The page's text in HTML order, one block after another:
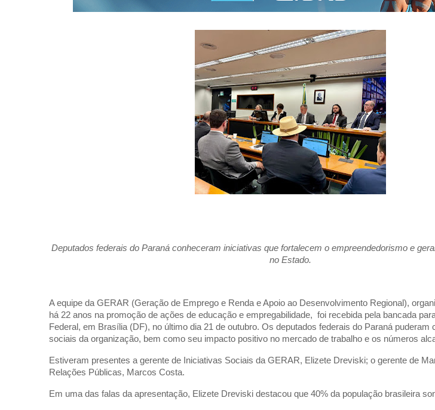
Deputados federais do Paraná conheceram iniciativas que fortalecem o empreendedorismo e
no Estado.
A equipe da GERAR (Geração de Emprego e Renda e Apoio ao Desenvolvimento Regional),
há 22 anos na promoção de ações de educação e empregabilidade, foi recebida pela bancada
Federal, em Brasília (DF), no último dia 21 de outubro. Os deputados federais do Paraná puderam
sociais da organização, bem como seu impacto positivo no mercado de trabalho e os números
Estiveram presentes a gerente de Iniciativas Sociais da GERAR, Elizete Dreviski; o gerente de
Relações Públicas, Marcos Costa.
Em uma das falas da apresentação, Elizete Dreviski destacou que 40% da população brasileira